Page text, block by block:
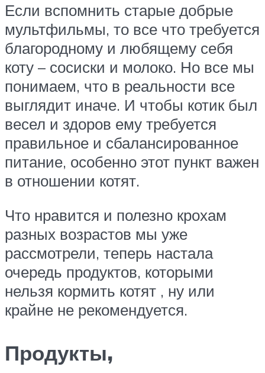
Если вспомнить старые добрые
мультфильмы, то все что требуется
благородному и любящему себя
коту – сосиски и молоко. Но все мы
понимаем, что в реальности все
выглядит иначе. И чтобы котик был
весел и здоров ему требуется
правильное и сбалансированное
питание, особенно этот пункт важен
в отношении котят.
Что нравится и полезно крохам
разных возрастов мы уже
рассмотрели, теперь настала
очередь продуктов, которыми
нельзя кормить котят , ну или
крайне не рекомендуется.
Продукты,